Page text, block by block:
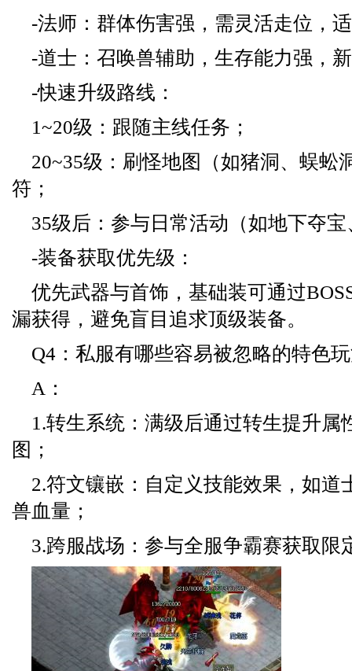
-法师：群体伤害强，需灵活走位，
-道士：召唤兽辅助，生存能力强，
-快速升级路线：
1~20级：跟随主线任务；
20~35级：刷怪地图（如猪洞、蜈蚣
符；
35级后：参与日常活动（如地下夺
-装备获取优先级：
优先武器与首饰，基础装可通过
漏获得，避免盲目追求顶级装备。
Q4：私服有哪些容易被忽略的特色
A：
1.转生系统：满级后通过转生提升属
图；
2.符文镶嵌：自定义技能效果，如道
兽血量；
3.跨服战场：参与全服争霸赛获取限